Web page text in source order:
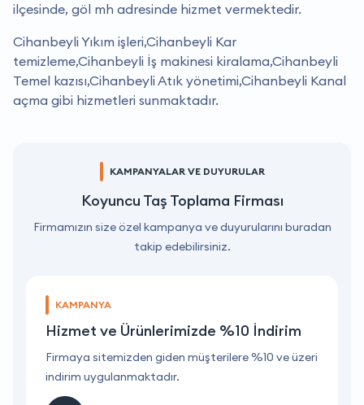
ilçesinde, göl mh adresinde hizmet vermektedir.
Cihanbeyli Yıkım işleri,Cihanbeyli Kar
temizleme,Cihanbeyli İş makinesi kiralama,Cihanbeyli
Temel kazısı,Cihanbeyli Atık yönetimi,Cihanbeyli Kanal
açma gibi hizmetleri sunmaktadır.
KAMPANYALAR VE DUYURULAR
Koyuncu Taş Toplama Firması
Firmamızın size özel kampanya ve duyurularını buradan
takip edebilirsiniz.
KAMPANYA
Hizmet ve Ürünlerimizde %10 İndirim
Firmaya sitemizden giden müşterilere %10 ve üzeri
indirim uygulanmaktadır.